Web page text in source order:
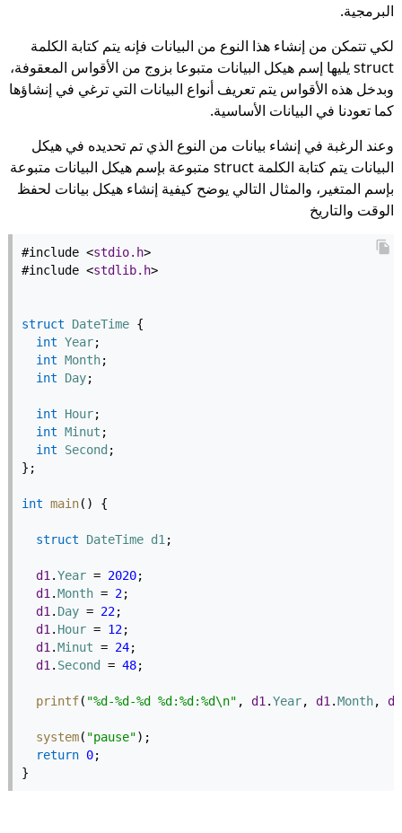
البرمجية.
لكي تتمكن من إنشاء هذا النوع من البيانات فإنه يتم كتابة الكلمة
struct يليها إسم هيكل البيانات متبوعا بزوج من الأقواس المعقوفة،
وبدخل هذه الأقواس يتم تعريف أنواع البيانات التي ترغي في إنشاؤها
كما تعودنا في البيانات الأساسية.
وعند الرغبة في إنشاء بيانات من النوع الذي تم تحديده في هيكل
البيانات يتم كتابة الكلمة struct متبوعة بإسم هيكل البيانات متبوعة
بإسم المتغير، والمثال التالي يوضح كيفية إنشاء هيكل بيانات لحفظ
الوقت والتاريخ
#include <stdio.h>
#include <stdlib.h>
struct DateTime {
int Year;
int Month;
int
Day;
int Hour;
int Minut ;
int
Second ;
};
int main() {
struct DateTime d1 ;
d1 .Year = 2020;
d1 .Month = 2;
d1 . Day = 22;
d1 . Hour = 12;
d1 .Minut = 24;
d1 . Second = 48;
printf( "%d-%d-%d %d:%d:%d\n" , d1 .Year, d1 .Month, d1
system( "pause");
return 0;
}